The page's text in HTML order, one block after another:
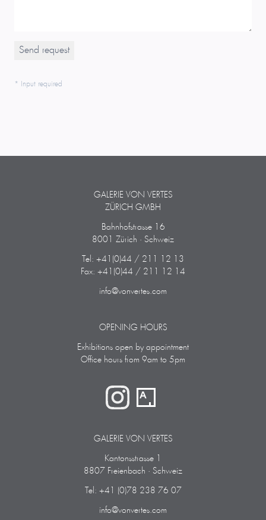
* Input required
GALERIE VON VERTES
ZÜRICH GMBH
Bahnhofstrasse 16
8001 Zürich · Schweiz
Tel: +41(0)44 / 211 12 13
Fax: +41(0)44 / 211 12 14
info@vonvertes.com
OPENING HOURS
Exhibitions open by appointment
Office hours from 9am to 5pm
GALERIE VON VERTES
Kantonsstrasse 1
8807 Freienbach · Schweiz
Tel: +41 (0)78 238 76 07
info@vonvertes.com